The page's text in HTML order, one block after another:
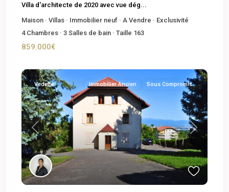
Villa d'architecte de 2020 avec vue dég...
Maison · Villas · Immobilier neuf · A Vendre · Exclusivité
4Chambres · 3 Salles de bain · Taille 163
859.000€
Previous Next
Vedette Immobilier Ancien Sous Compromis